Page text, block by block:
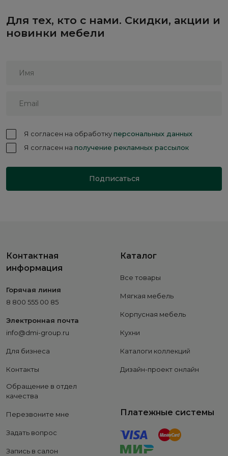
Для тех, кто с нами. Скидки, акции и
новинки мебели
Я согласен на обработкуперсональных данных
Я согласен на получение рекламных рассылок
Подписаться
Контактная
информация
Горячая линия
8 800 555 00 85
Электронная почта
info@dmi-group.ru
Для бизнеса
Контакты
Обращение в отдел
качества
Перезвоните мне
Задать вопрос
Запись в салон
Каталог
Все товары
Мягкая мебель
Корпусная мебель
Кухни
Каталоги коллекций
Дизайн-проект онлайн
Платежные системы